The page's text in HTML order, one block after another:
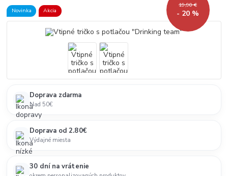
Novinka Akcia
19,90 €
- 20 %
Doprava zdarma
Nad 50€
Doprava od 2.80€
Výdajné miesta
30 dní na vrátenie